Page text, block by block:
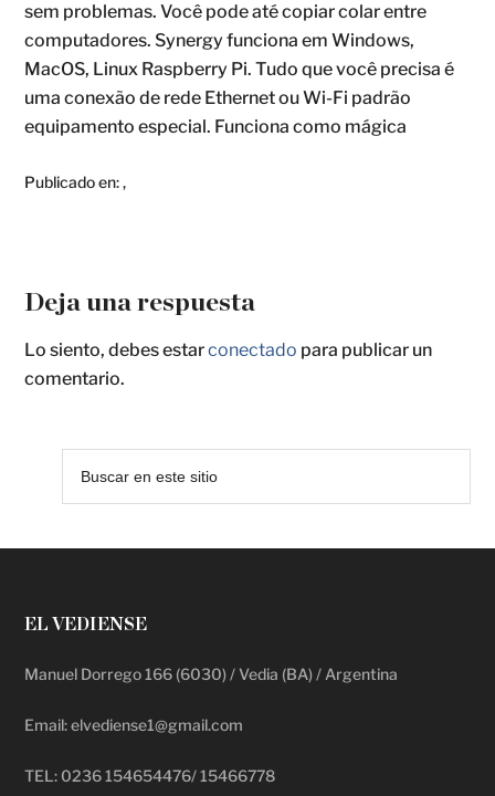
sem problemas. Você pode até copiar colar entre
computadores. Synergy funciona em Windows,
MacOS, Linux Raspberry Pi. Tudo que você precisa é
uma conexão de rede Ethernet ou Wi-Fi padrão
equipamento especial. Funciona como mágica
Publicado en:,
Deja una respuesta
Lo siento, debes estarconectado para publicar un
comentario.
EL VEDIENSE
Manuel Dorrego 166 (6030) / Vedia (BA) / Argentina
Email: elvediense1@gmail.com
TEL: 0236 154654476/ 15466778